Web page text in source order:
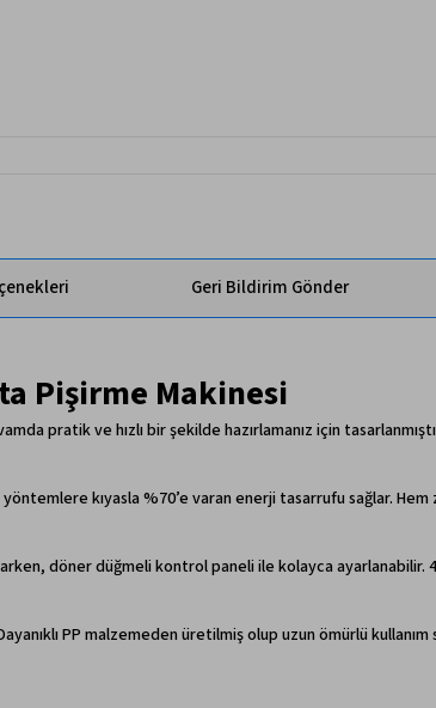
Geri Bildirim Gönder
Pişirme Makinesi
pratik ve hızlı bir şekilde hazırlamanız için
kıyasla %70’e varan enerji tasarrufu sağlar.
döner düğmeli kontrol paneli ile kolayca ayarlanabilir.
PP malzemeden üretilmiş olup uzun ömürlü kullanım